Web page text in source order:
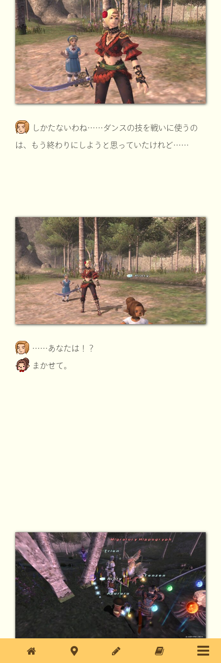
しかたないわね……ダンスの技を戦いに使うの
は、もう終わりにしようと思っていたけれど……
……あなたは！？
まかせて。